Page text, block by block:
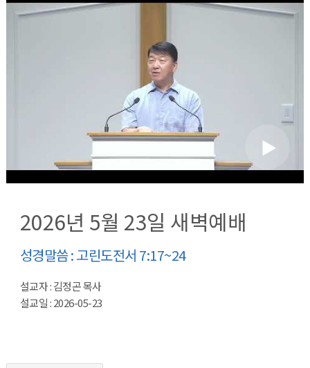
2026년 5월 23일 새벽예배
성경말씀 : 고린도전서 7:17~24
설교자 : 김정곤 목사
설교일 : 2026-05-23